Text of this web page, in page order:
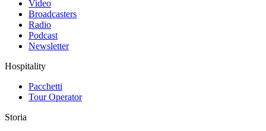
Video
Broadcasters
Radio
Podcast
Newsletter
Hospitality
Pacchetti
Tour Operator
Storia